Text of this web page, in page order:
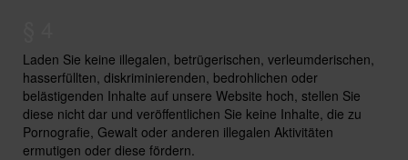
Laden Sie keine illegalen, betrügerischen, verleumderischen,
hasserfüllten, diskriminierenden, bedrohlichen oder
belästigenden Inhalte auf unsere Website hoch, stellen Sie
diese nicht dar und veröffentlichen Sie keine Inhalte, die zu
Pornografie, Gewalt oder anderen illegalen Aktivitäten
ermutigen oder diese fördern.